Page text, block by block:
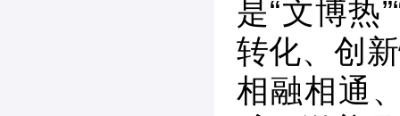
是“文博热
转化、创
相融相通